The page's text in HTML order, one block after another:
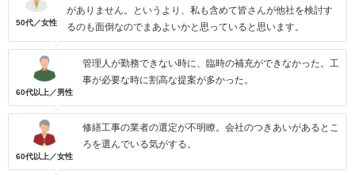
50代／女性
がありません。というより、私も含めて皆さんが他社を検討す
るのも面倒なのでまあよいかと思っていると思います。
60代以上／男性
管理人が勤務できない時に、臨時の補充ができなかった。工
事が必要な時に割高な提案が多かった。
60代以上／女性
修繕工事の業者の選定が不明瞭。会社のつきあいがあるとこ
ろを選んでいる気がする。